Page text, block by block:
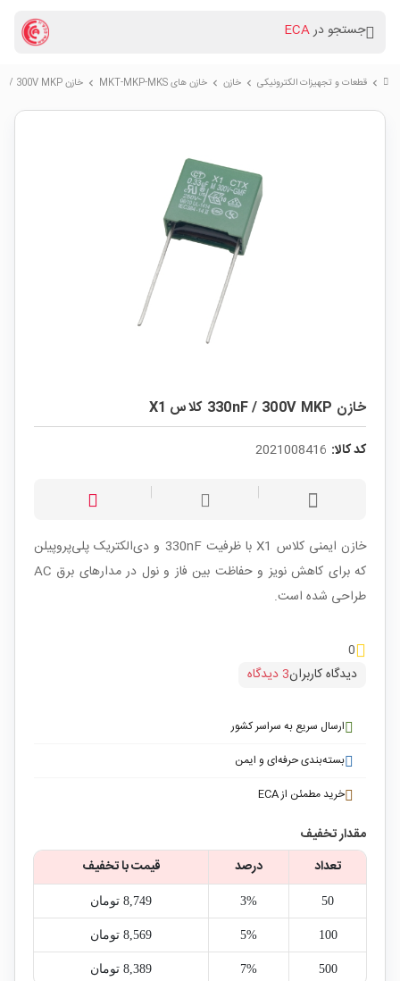
جستجو درECA
chevron_right قطعات و تجهیزات الکترونیکی chevron_right خازن chevron_right خازن های MKT-MKP-MKS chevron_right خازن 330nF / 300V MKP کلاس X1
خازن 330nF / 300V MKP کلاس X1
کد کالا: 2021008416
خازن ایمنی کلاس X1 با ظرفیت 330nF و دی‌الکتریک پلی‌پروپیلن
که برای کاهش نویز و حفاظت بین فاز و نول در مدارهای برق AC
طراحی شده است.
0
دیدگاه کاربران3 دیدگاه
ارسال سریع به سراسر کشور
بسته‌بندی حرفه‌ای و ایمن
خرید مطمئن از ECA
مقدار تخفیف
تعداد
درصد قیمت با تخفیف
50
3% 8,749‎ تومان
100
5% 8,569‎ تومان
500
7% 8,389‎ تومان